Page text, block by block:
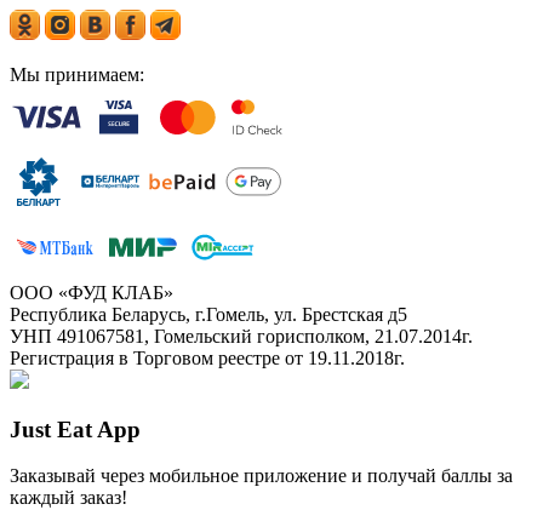
Мы принимаем:
ООО «ФУД КЛАБ»
Республика Беларусь, г.Гомель, ул. Брестская д5
УНП 491067581, Гомельский горисполком, 21.07.2014г.
Регистрация в Торговом реестре от 19.11.2018г.
Just Eat App
Заказывай через мобильное приложение и получай баллы за
каждый заказ!